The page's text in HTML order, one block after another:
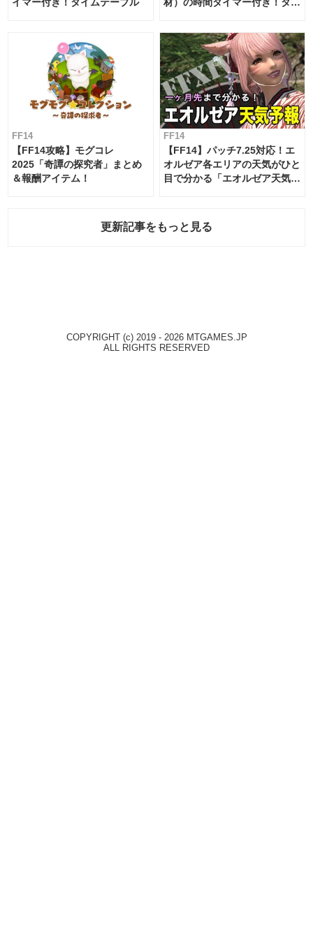
FF14
【FF14攻略】モグコレ
2025「奇譚の探究者」まとめ
＆報酬アイテム！
FF14
【FF14】パッチ7.25対応！エ
オルゼア各エリアの天気がひと
目で分かる「エオルゼア天気予
更新記事をもっと見る
COPYRIGHT (c) 2019 - 2026 MTGAMES.JP
ALL RIGHTS RESERVED